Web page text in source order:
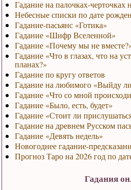
Гадание на палочках-черточках
Небесные списки по дате
Гадание-пасьянс «Готика»
Гадание «Шифр Вселенной»
Гадание «Почему мы не
Гадание «Что в глазах, что на
планах?»
Гадание по кругу ответов
Гадание на любимого «Выйду
Гадание «Что со мной
Гадание «Было, есть, будет»
Гадание «Стоит ли
Гадание на древнем Русском
Гадание «Девять недель»
Новогоднее гадание-
Прогноз Таро на 2026 год по
Гадания